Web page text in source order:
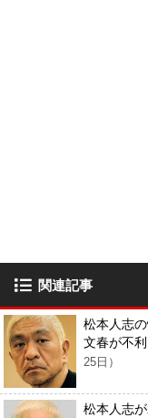
関連記事
松本人志
文春が不
25日）
松本人志